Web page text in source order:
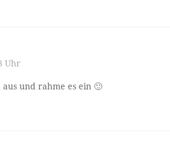
Uhr
und rahme es ein 🙂